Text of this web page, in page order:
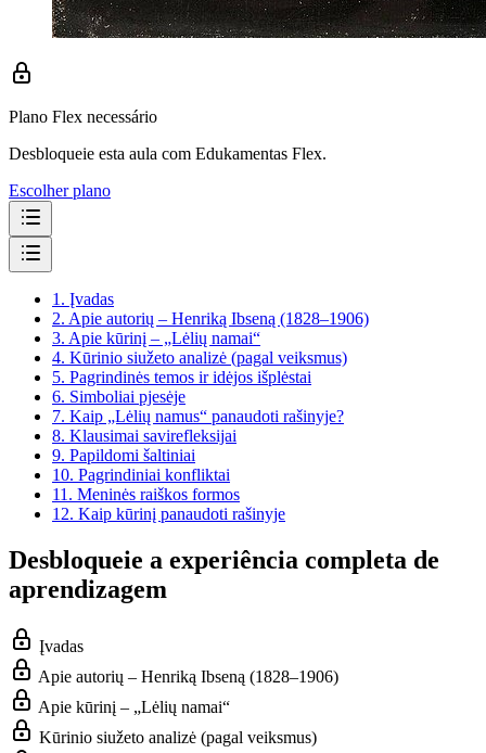
Plano Flex necessário
Desbloqueie esta aula com Edukamentas Flex.
Escolher plano
1. Įvadas
2. Apie autorių – Henriką Ibseną (1828–1906)
3. Apie kūrinį – „Lėlių namai“
4. Kūrinio siužeto analizė (pagal veiksmus)
5. Pagrindinės temos ir idėjos išplėstai
6. Simboliai pjesėje
7. Kaip „Lėlių namus“ panaudoti rašinyje?
8. Klausimai savirefleksijai
9. Papildomi šaltiniai
10. Pagrindiniai konfliktai
11. Meninės raiškos formos
12. Kaip kūrinį panaudoti rašinyje
Desbloqueie a experiência completa de
aprendizagem
Įvadas
Apie autorių – Henriką Ibseną (1828–1906)
Apie kūrinį – „Lėlių namai“
Kūrinio siužeto analizė (pagal veiksmus)